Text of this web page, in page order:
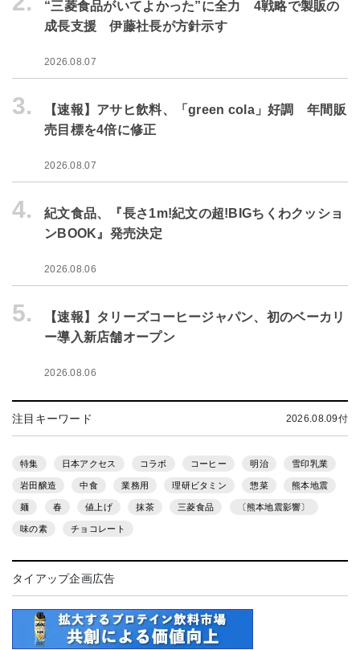
“三菱食品がいてよかった”に全力 4戦略で製販の
成長支援 伊藤社長が方針示す
2026.08.07
3.
【速報】アサヒ飲料、「green cola」好調 年間販
売目標を4倍に修正
2026.08.07
4.
紀文食品、『長さ1m!紀文の超!BIGちくわクッショ
ンBOOK』発売決定
2026.08.06
5.
【速報】タリーズコーヒージャパン、初のベーカリ
ー導入新店舗オープン
2026.08.06
注目キーワード 2026.08.09付
特集 日本アクセス コラボ コーヒー 明治 雪印乳業
岩田醸造 中食 業務用 理研ビタミン 惣菜 熊本地震
麺 春 値上げ 抹茶 三菱食品 〔熊本地震影響〕
味の素 チョコレート
タイアップ企画広告